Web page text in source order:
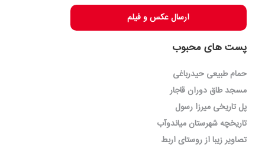
ارسال عکس و فیلم
پست های محبوب
حمام طبیعی حیدرباغی
مسجد طاق دوران قاجار
پل تاریخی میرزا رسول
تاریخچه شهرستان میاندوآب
تصاویر زیبا از روستای اربط